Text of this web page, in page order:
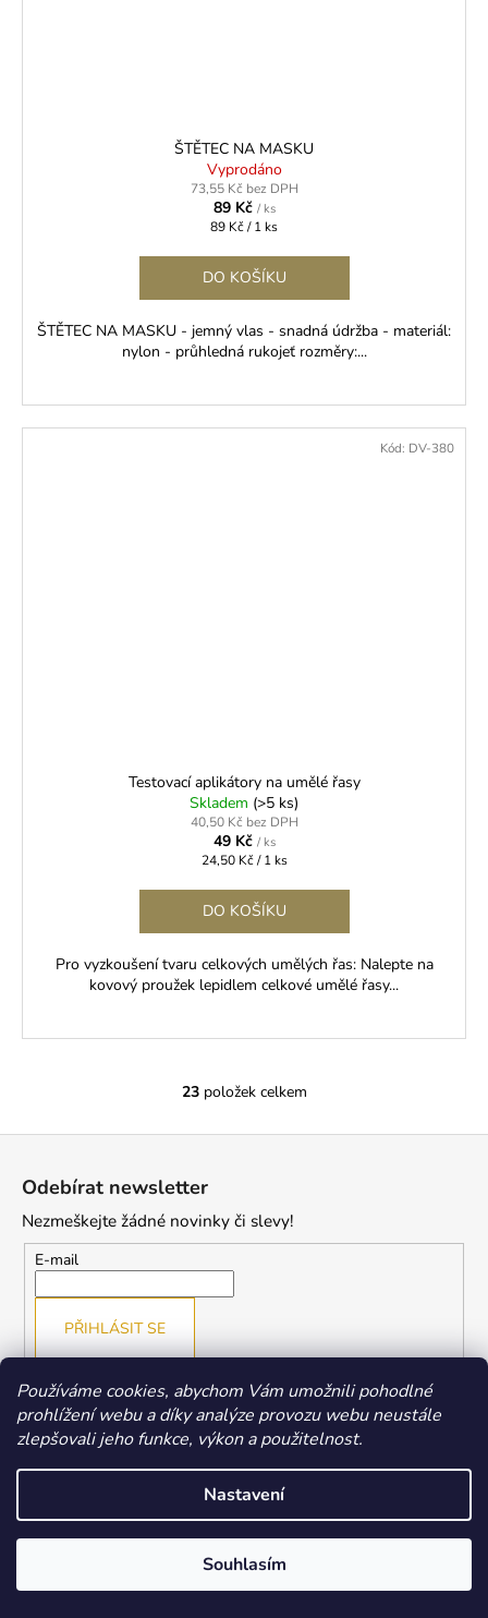
Používáme cookies, abychom Vám umožnili pohodlné
prohlížení webu a díky analýze provozu webu neustále
zlepšovali jeho funkce, výkon a použitelnost.
Nastavení
Souhlasím
ŠTĚTEC NA MASKU
Vyprodáno
73,55 Kč bez DPH
89 Kč / ks
Měrná
89 Kč / 1 ks
DO KOŠÍKU
ŠTĚTEC NA MASKU - jemný vlas - snadná údržba - materiál:
nylon - průhledná rukojeť rozměry:...
Testovací aplikátory na umělé řasy
Skladem (>5 ks)
40,50 Kč bez DPH
49 Kč / ks
Měrná
24,50 Kč / 1 ks
DO KOŠÍKU
Pro vyzkoušení tvaru celkových umělých řas: Nalepte na
kovový proužek lepidlem celkové umělé řasy...
Kód: DV-380
O
a
c
v
k
y
v
ý
p
i
s
u
23položek celkem
Odebírat newsletter
Nezmeškejte žádné novinky či slevy!
E-mail
PŘIHLÁSIT SE
Facebook